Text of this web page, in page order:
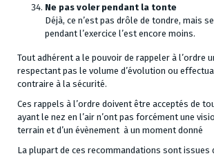
Ne pas voler pendant la tonte
Déjà, ce n’est pas drôle de tondre, mais
pendant l’exercice l’est encore moins.
Tout adhérent a le pouvoir de rappeler à l’ordre
respectant pas le volume d’évolution ou
contraire à la sécurité.
Ces rappels à l’ordre doivent être acceptés de
ayant le nez en l’air n’ont pas forcément une
terrain et d’un évènement à un moment donné
La plupart de ces recommandations sont issues